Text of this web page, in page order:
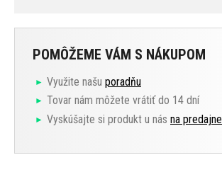
POMÔŽEME VÁM S NÁKUPOM
Využite našu poradňu
Tovar nám môžete vrátiť do 14 dní
Vyskúšajte si produkt u nás na predajne